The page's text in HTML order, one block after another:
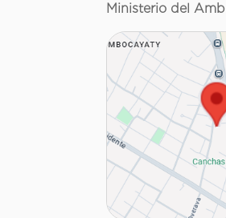
Ministerio del